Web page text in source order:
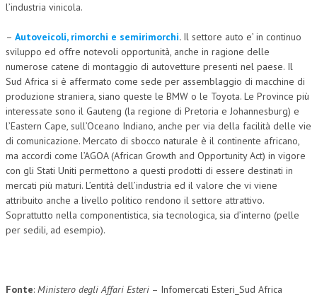
l’industria vinicola.
– Autoveicoli, rimorchi e semirimorchi. Il settore auto e’ in continuo
sviluppo ed offre notevoli opportunità, anche in ragione delle
numerose catene di montaggio di autovetture presenti nel paese. Il
Sud Africa si è affermato come sede per assemblaggio di macchine di
produzione straniera, siano queste le BMW o le Toyota. Le Province più
interessate sono il Gauteng (la regione di Pretoria e Johannesburg) e
l’Eastern Cape, sull’Oceano Indiano, anche per via della facilità delle vie
di comunicazione. Mercato di sbocco naturale è il continente africano,
ma accordi come l’AGOA (African Growth and Opportunity Act) in vigore
con gli Stati Uniti permettono a questi prodotti di essere destinati in
mercati più maturi. L’entità dell’industria ed il valore che vi viene
attribuito anche a livello politico rendono il settore attrattivo.
Soprattutto nella componentistica, sia tecnologica, sia d’interno (pelle
per sedili, ad esempio).
Fonte: Ministero degli Affari Esteri – Infomercati Esteri_Sud Africa